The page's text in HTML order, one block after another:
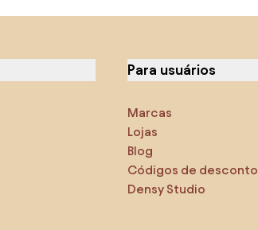
Para usuários
Marcas
Lojas
Blog
Códigos de desconto
Densy Studio